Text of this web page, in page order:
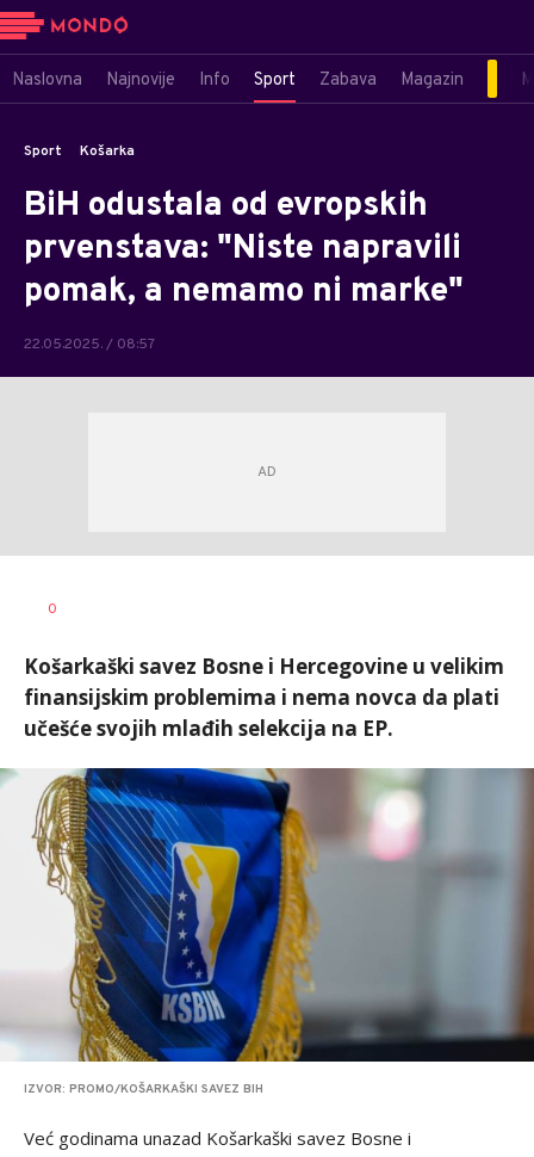
Naslovna Najnovije Info Sport Zabava Magazin
Sport Košarka
BiH odustala od evropskih
prvenstava: "Niste napravili
pomak, a nemamo ni marke"
22.05.2025. / 08:57
AUTOR
0
Košarkaški savez Bosne i Hercegovine u velikim
finansijskim problemima i nema novca da plati
učešće svojih mlađih selekcija na EP.
IZVOR: PROMO/KOŠARKAŠKI SAVEZ BIH
Već godinama unazad Košarkaški savez Bosne i